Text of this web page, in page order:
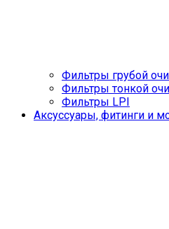
Фильтры грубой
Фильтры тонкой
Фильтры LPI
Аксуссуары, фитинги и